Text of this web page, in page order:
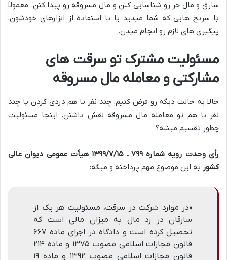
سارق و مال خر رو شناسایی کنن و مال مسروقه رو پیدا کنن. معمولاً
با سرنخ هایی که شما میدید یا با استفاده از ابزارهای خودشون،
پیگیری های لازم رو انجام میدن.
مسئولیت مشترک تو سرقت های
مشارکتی و معامله مال مسروقه
حالا یه حالت دیگه رو فرض کنیم: چند نفر با هم دزدی کردن یا چند
نفر با هم تو معامله مال مسروقه نقش داشتن. اینجا مسئولیت
چطور تقسیم میشه؟
رأی وحدت رویه شماره ۷۹۹ ـ ۱۳۹۹/۷/۱۵ هیأت عمومی دیوان عالی
کشور به این موضوع مهم پرداخته و میگه:
«در موارد شرکت در سرقت، مسئولیت هر یک از
سارقان در رد مال به میزان مالی است که
تحصیل کرده است و دادگاه در اجرای ماده ۶۶۷
قانون مجازات اسلامی مصوب ۱۳۷۵ و ماده ۲۱۴
قانون مجازات اسلامی مصوب ۱۳۹۲ و ماده ۱۹